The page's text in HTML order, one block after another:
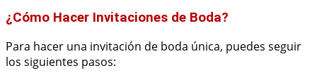
¿Cómo Hacer Invitaciones de Boda?
Para hacer una invitación de boda única, puedes seguir
los siguientes pasos: